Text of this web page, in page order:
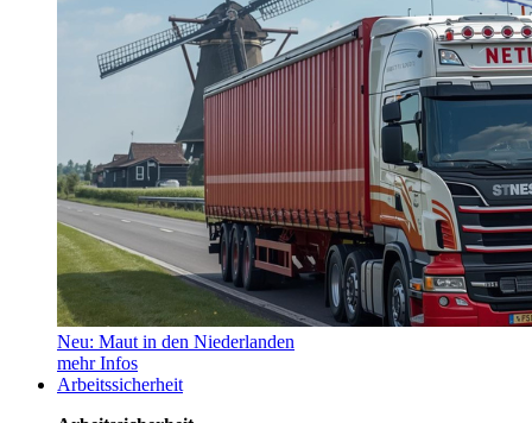
Neu: Maut in den Niederlanden
mehr Infos
Arbeitssicherheit